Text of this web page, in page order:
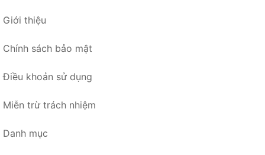
Giới thiệu
Chính sách bảo mật
Điều khoản sử dụng
Miễn trừ trách nhiệm
Danh mục